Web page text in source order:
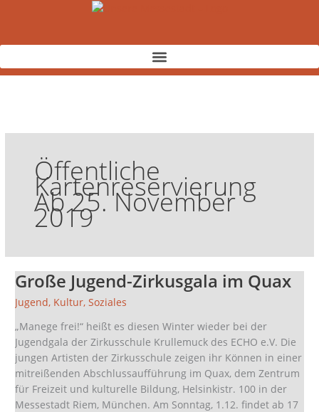
Öffentliche
Kartenreservierung
Ab 25. November
2019
Große Jugend-Zirkusgala im Quax
Jugend, Kultur,Soziales
„Manege frei!“ heißt es diesen Winter wieder bei der
Jugendgala der Zirkusschule Krullemuck des ECHO e.V. Die
jungen Artisten der Zirkusschule zeigen ihr Können in einer
mitreißenden Abschlussaufführung im Quax, dem Zentrum
für Freizeit und kulturelle Bildung, Helsinkistr. 100 in der
Messestadt Riem, München. Am Sonntag, 1.12. findet ab 17
Große
Zirkusgala
im
Quax